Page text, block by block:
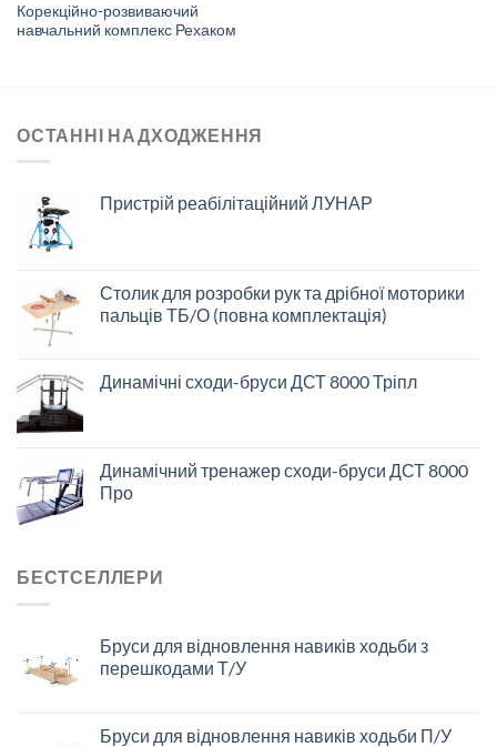
Корекційно-розвиваючий
навчальний комплекс Рехаком
ОСТАННІ НАДХОДЖЕННЯ
Пристрій реабілітаційний ЛУНАР
Столик для розробки рук та дрібної моторики
пальців ТБ/О (повна комплектація)
Динамічні сходи-бруси ДСТ 8000 Тріпл
Динамічний тренажер сходи-бруси ДСТ 8000
Про
БЕСТСЕЛЛЕРИ
Бруси для відновлення навиків ходьби з
перешкодами Т/У
Бруси для відновлення навиків ходьби П/У